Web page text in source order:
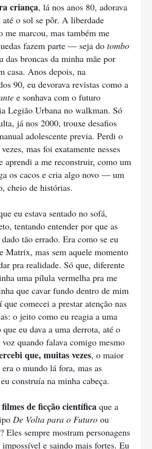
criança, lá nos anos 80, adorava
o sol se pôr. A liberdade
me marcou, mas também me
fazem parte — seja do tombo
das broncas da minha mãe por
casa. Anos depois, na
90, eu devorava revistas como a
e sonhava com o futuro
Legião Urbana no walkman. Só
já nos 2000, trouxe desafios
adolescente previa. Perdi o
mas foi exatamente nesses
aprendi a me reconstruir, como um
os cacos e cria algo novo — um
cheio de histórias.
eu estava sentado no sofá,
tentando entender por que as
tão errado. Era como se eu
Matrix, mas sem aquele momento
pra realidade. Só que, diferente
uma pílula vermelha pra me
que cavar fundo dentro de mim
comecei a prestar atenção nas
o jeito como eu reagia a uma
eu dava a uma derrota, até o
quando falava comigo mesmo
que, muitas vezes, o maior
o mundo lá fora, mas as
construía na minha cabeça.
filmes de ficção científica que a
De Volta para o Futuro ou
? Eles sempre mostram personagens
e saindo mais fortes. Eu